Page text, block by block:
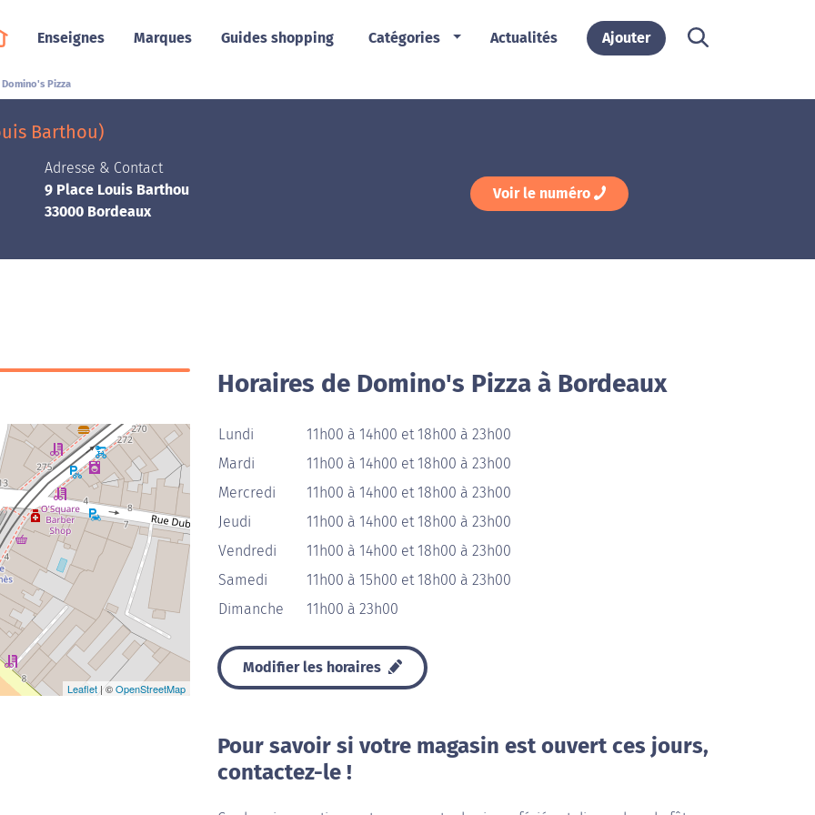
Enseignes Marques Guides shopping Catégories Actualités Ajouter
Domino's Pizza
Barthou)
Adresse & Contact
9 Place Louis Barthou
33000 Bordeaux
Voir le numéro
Leaflet | ©OpenStreetMap
Horaires de Domino's Pizza à Bordeaux
Lundi
11h00 à 14h00 et 18h00 à 23h00
Mardi
11h00 à 14h00 et 18h00 à 23h00
Mercredi
11h00 à 14h00 et 18h00 à 23h00
Jeudi
11h00 à 14h00 et 18h00 à 23h00
Vendredi
11h00 à 14h00 et 18h00 à 23h00
Samedi
11h00 à 15h00 et 18h00 à 23h00
Dimanche
11h00 à 23h00
Modifier les horaires
Pour savoir si votre magasin est ouvert ces jours,
contactez-le !